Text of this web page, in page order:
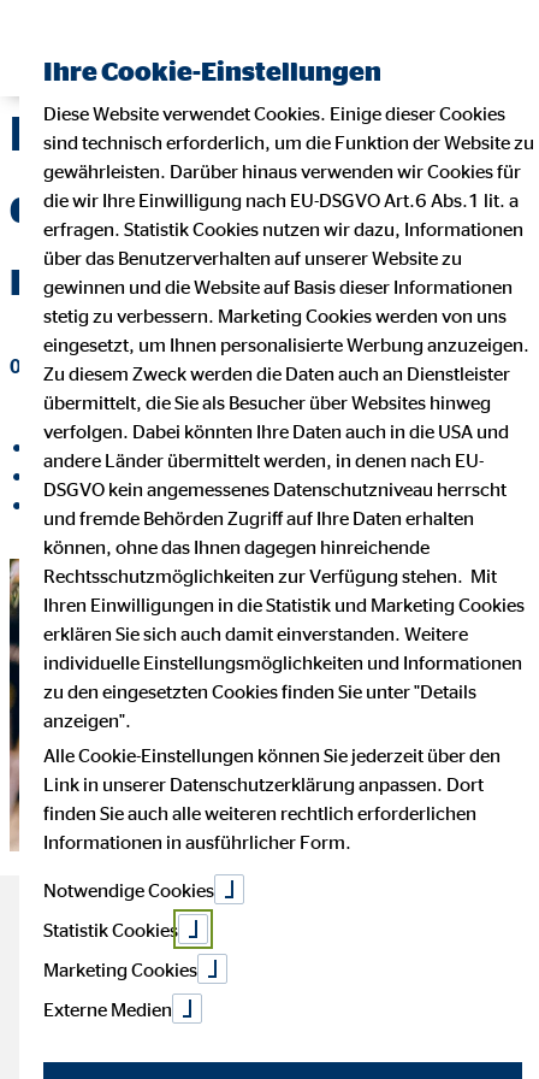
Inflation: So wird aus
deinem Geld wieder
mehr
01. Februar 2023|OVB Vermögensberatung AG
auf Facebook teilen
auf Xing teilen
Das Wichtigste zum Thema
Inflation
Ihre Cookie-Einstellungen
Diese Website verwendet Cookies. Einige dieser Cookies
sind technisch erforderlich, um die Funktion der Website zu
gewährleisten. Darüber hinaus verwenden wir Cookies für
die wir Ihre Einwilligung nach EU-DSGVO Art.6 Abs.1 lit. a
erfragen. Statistik Cookies nutzen wir dazu, Informationen
über das Benutzerverhalten auf unserer Website zu
gewinnen und die Website auf Basis dieser Informationen
stetig zu verbessern. Marketing Cookies werden von uns
eingesetzt, um Ihnen personalisierte Werbung anzuzeigen.
Zu diesem Zweck werden die Daten auch an Dienstleister
übermittelt, die Sie als Besucher über Websites hinweg
verfolgen. Dabei könnten Ihre Daten auch in die USA und
andere Länder übermittelt werden, in denen nach EU-
DSGVO kein angemessenes Datenschutzniveau herrscht
und fremde Behörden Zugriff auf Ihre Daten erhalten
können, ohne das Ihnen dagegen hinreichende
Rechtsschutzmöglichkeiten zur Verfügung stehen. Mit
Ihren Einwilligungen in die Statistik und Marketing Cookies
erklären Sie sich auch damit einverstanden. Weitere
individuelle Einstellungsmöglichkeiten und Informationen
zu den eingesetzten Cookies finden Sie unter "Details
anzeigen".
Alle Cookie-Einstellungen können Sie jederzeit über den
Link in unserer Datenschutzerklärung anpassen. Dort
finden Sie auch alle weiteren rechtlich erforderlichen
Informationen in ausführlicher Form.
Notwendige Cookies
Statistik Cookies
Marketing Cookies
Externe Medien